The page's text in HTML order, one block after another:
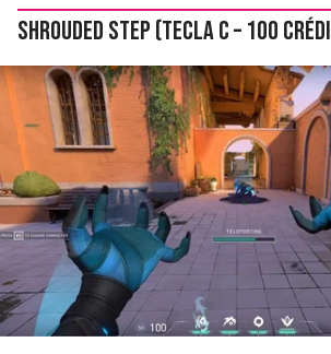
Shrouded Step (tecla C – 100